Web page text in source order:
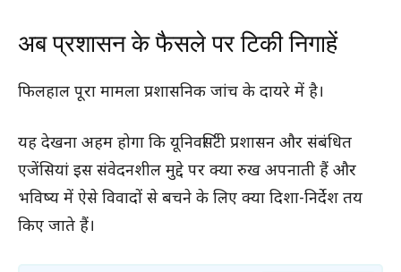
अब प्रशासन के फैसले पर टिकी निगाहें
फिलहाल पूरा मामला प्रशासनिक जांच के दायरे में है।
यह देखना अहम होगा कि यूनिवर्सिटी प्रशासन और संबंधित
एजेंसियां इस संवेदनशील मुद्दे पर क्या रुख अपनाती हैं और
भविष्य में ऐसे विवादों से बचने के लिए क्या दिशा-निर्देश तय
किए जाते हैं।